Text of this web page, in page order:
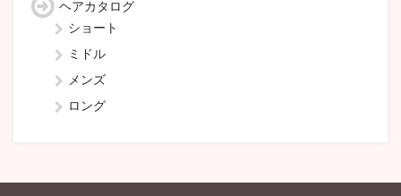
ヘアカタログ
ショート
ミドル
メンズ
ロング